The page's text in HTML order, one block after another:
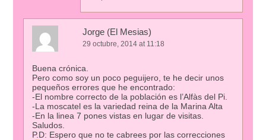
Jorge (El Mesias)
29 octubre, 2014 at 11:18
Buena crónica.
Pero como soy un poco peguijero, te he decir unos
pequeños errores que he encontrado:
-El nombre correcto de la población es l’Alfàs del Pi.
-La moscatel es la variedad reina de la Marina Alta
-En la linea 7 pones vistas en lugar de visitas.
Saludos.
P.D: Espero que no te cabrees por las correcciones